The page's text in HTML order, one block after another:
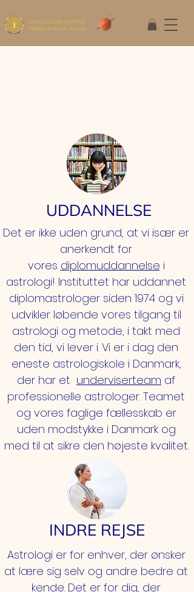
ASTROLOGISK INSTITUT
Faglighed • Fællesskab• Fornyelse
UDDANNELSE
Det er ikke uden grund, at vi især er
anerkendt for
vores diplomuddannelse i
astrologi! Instituttet har uddannet
diplomastrologer siden 1974 og vi
udvikler løbende vores tilgang til
astrologi og metode, i takt med
den tid, vi lever i. Vi er i dag den
eneste astrologiskole i Danmark,
der har et underviserteam af
professionelle astrologer. Teamet
og vores faglige fællesskab er
uden modstykke i Danmark og
med til at sikre den højeste kvalitet.
INDRE REJSE
Astrologi er for enhver, der ønsker
at lære sig selv og andre bedre at
kende. Det er for dig, der